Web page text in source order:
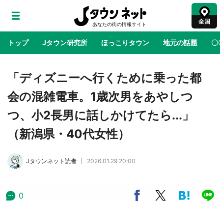
全国
トップ Jタウン研究所 ほっこりタウン 地元の話題 〇
地域×二次元 あの時はありがとう 物語がはじ
ラプラス・ダークネスが栃木県を征服！？ 県
公式プロモ動画で「聖地」が生産されてます
【7／31～1／31】
む 六本木ヒルズ展望台でコラボ、本邦初公開
日向翔陽＆影山飛雄が笹かまを食べる！ アニ
「ディズニーへ行くために乗った都
会の混雑電車。1歳次男をあやしつ
つ、小2長男に話しかけてたら...」
（新潟県・40代女性）
Jタウンネット読者 2026.01.29 20:00
0